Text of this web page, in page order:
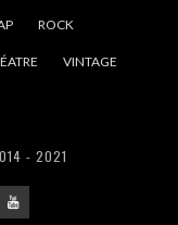
ROCK
VINTAGE
- 2021